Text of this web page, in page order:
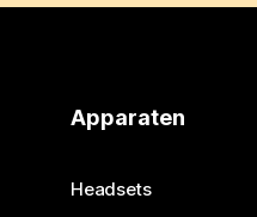
Apparaten
Headsets